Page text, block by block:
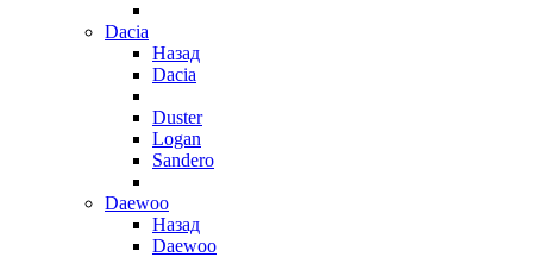
Dacia
Назад
Dacia
Duster
Logan
Sandero
Daewoo
Назад
Daewoo